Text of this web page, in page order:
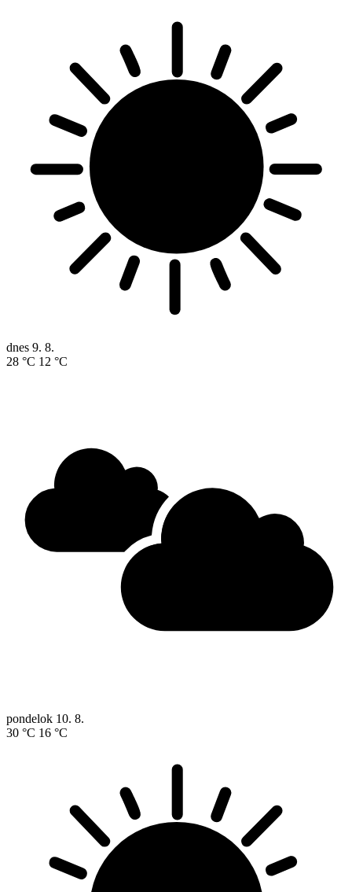
dnes 9. 8.
28 °C 12 °C
pondelok 10. 8.
30 °C 16 °C